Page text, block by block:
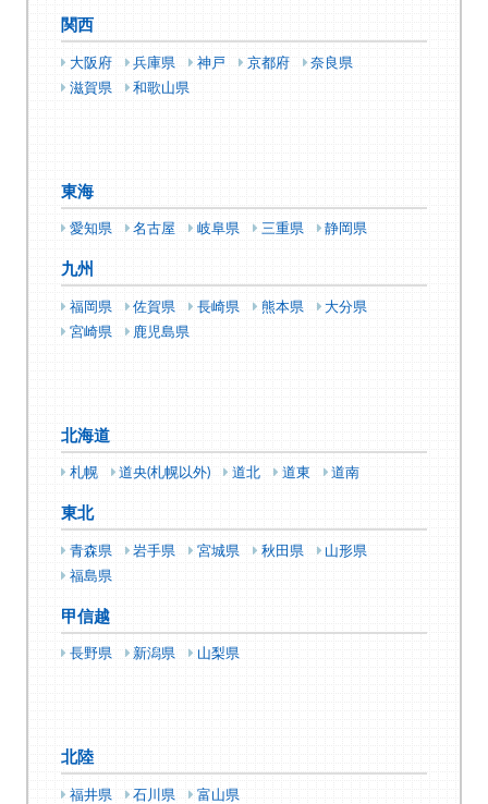
関西
大阪府 兵庫県 神戸 京都府
奈良県
滋賀県
和歌山県
東海
愛知県 名古屋 岐阜県 三重県 静岡県
九州
福岡県 佐賀県 長崎県 熊本県
大分県
宮崎県
鹿児島県
北海道
札幌 道央(札幌以外) 道北 道東 道南
東北
青森県 岩手県 宮城県 秋田県
山形県
福島県
甲信越
長野県 新潟県 山梨県
北陸
福井県 石川県 富山県